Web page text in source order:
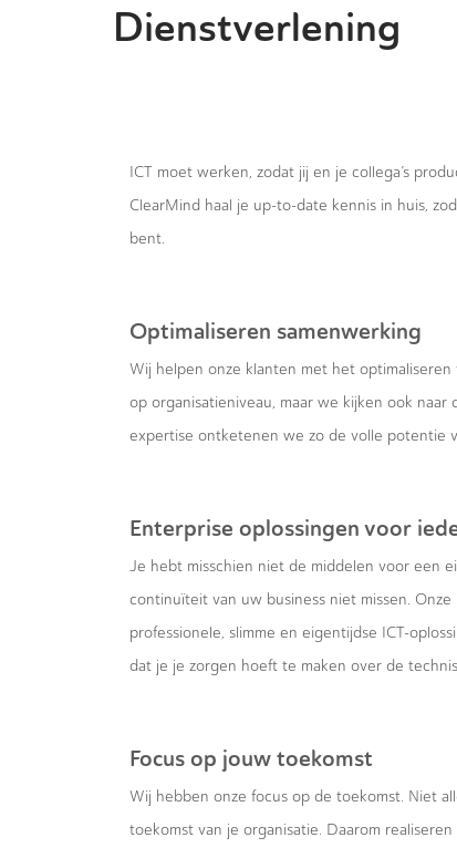
Dienstverlening
ICT moet werken, zodat jij en je collega’s
ClearMind haal je up-to-date kennis in huis,
bent.
Optimaliseren samenwerking
Wij helpen onze klanten met het
op organisatieniveau, maar we kijken ook
expertise ontketenen we zo de volle potentie
Enterprise oplossingen voor
Je hebt misschien niet de middelen voor een
continuïteit van uw business niet missen.
professionele, slimme en eigentijdse ICT-
dat je je zorgen hoeft te maken over de
Focus op jouw toekomst
Wij hebben onze focus op de toekomst. Niet
toekomst van je organisatie. Daarom